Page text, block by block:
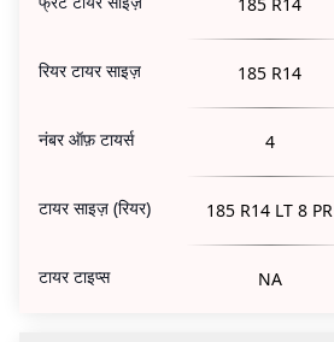
रियर टायर साइज़ 185 R14
नंबर ऑफ़ टायर्स 4
टायर साइज़ (रियर) 185 R14 LT 8 PR
टायर टाइप्स NA